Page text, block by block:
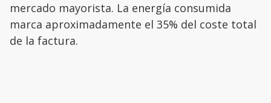
mercado mayorista. La energía consumida
marca aproximadamente el 35% del coste total
de la factura.